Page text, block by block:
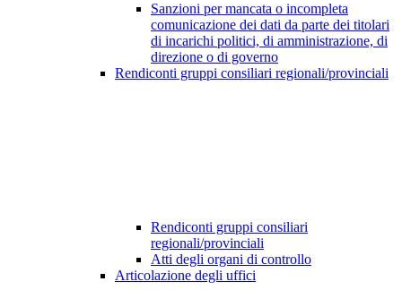
Sanzioni per mancata o incompleta
comunicazione dei dati da parte dei titolari
di incarichi politici, di amministrazione, di
direzione o di governo
Rendiconti gruppi consiliari regionali/provinciali
Rendiconti gruppi consiliari
regionali/provinciali
Atti degli organi di controllo
Articolazione degli uffici